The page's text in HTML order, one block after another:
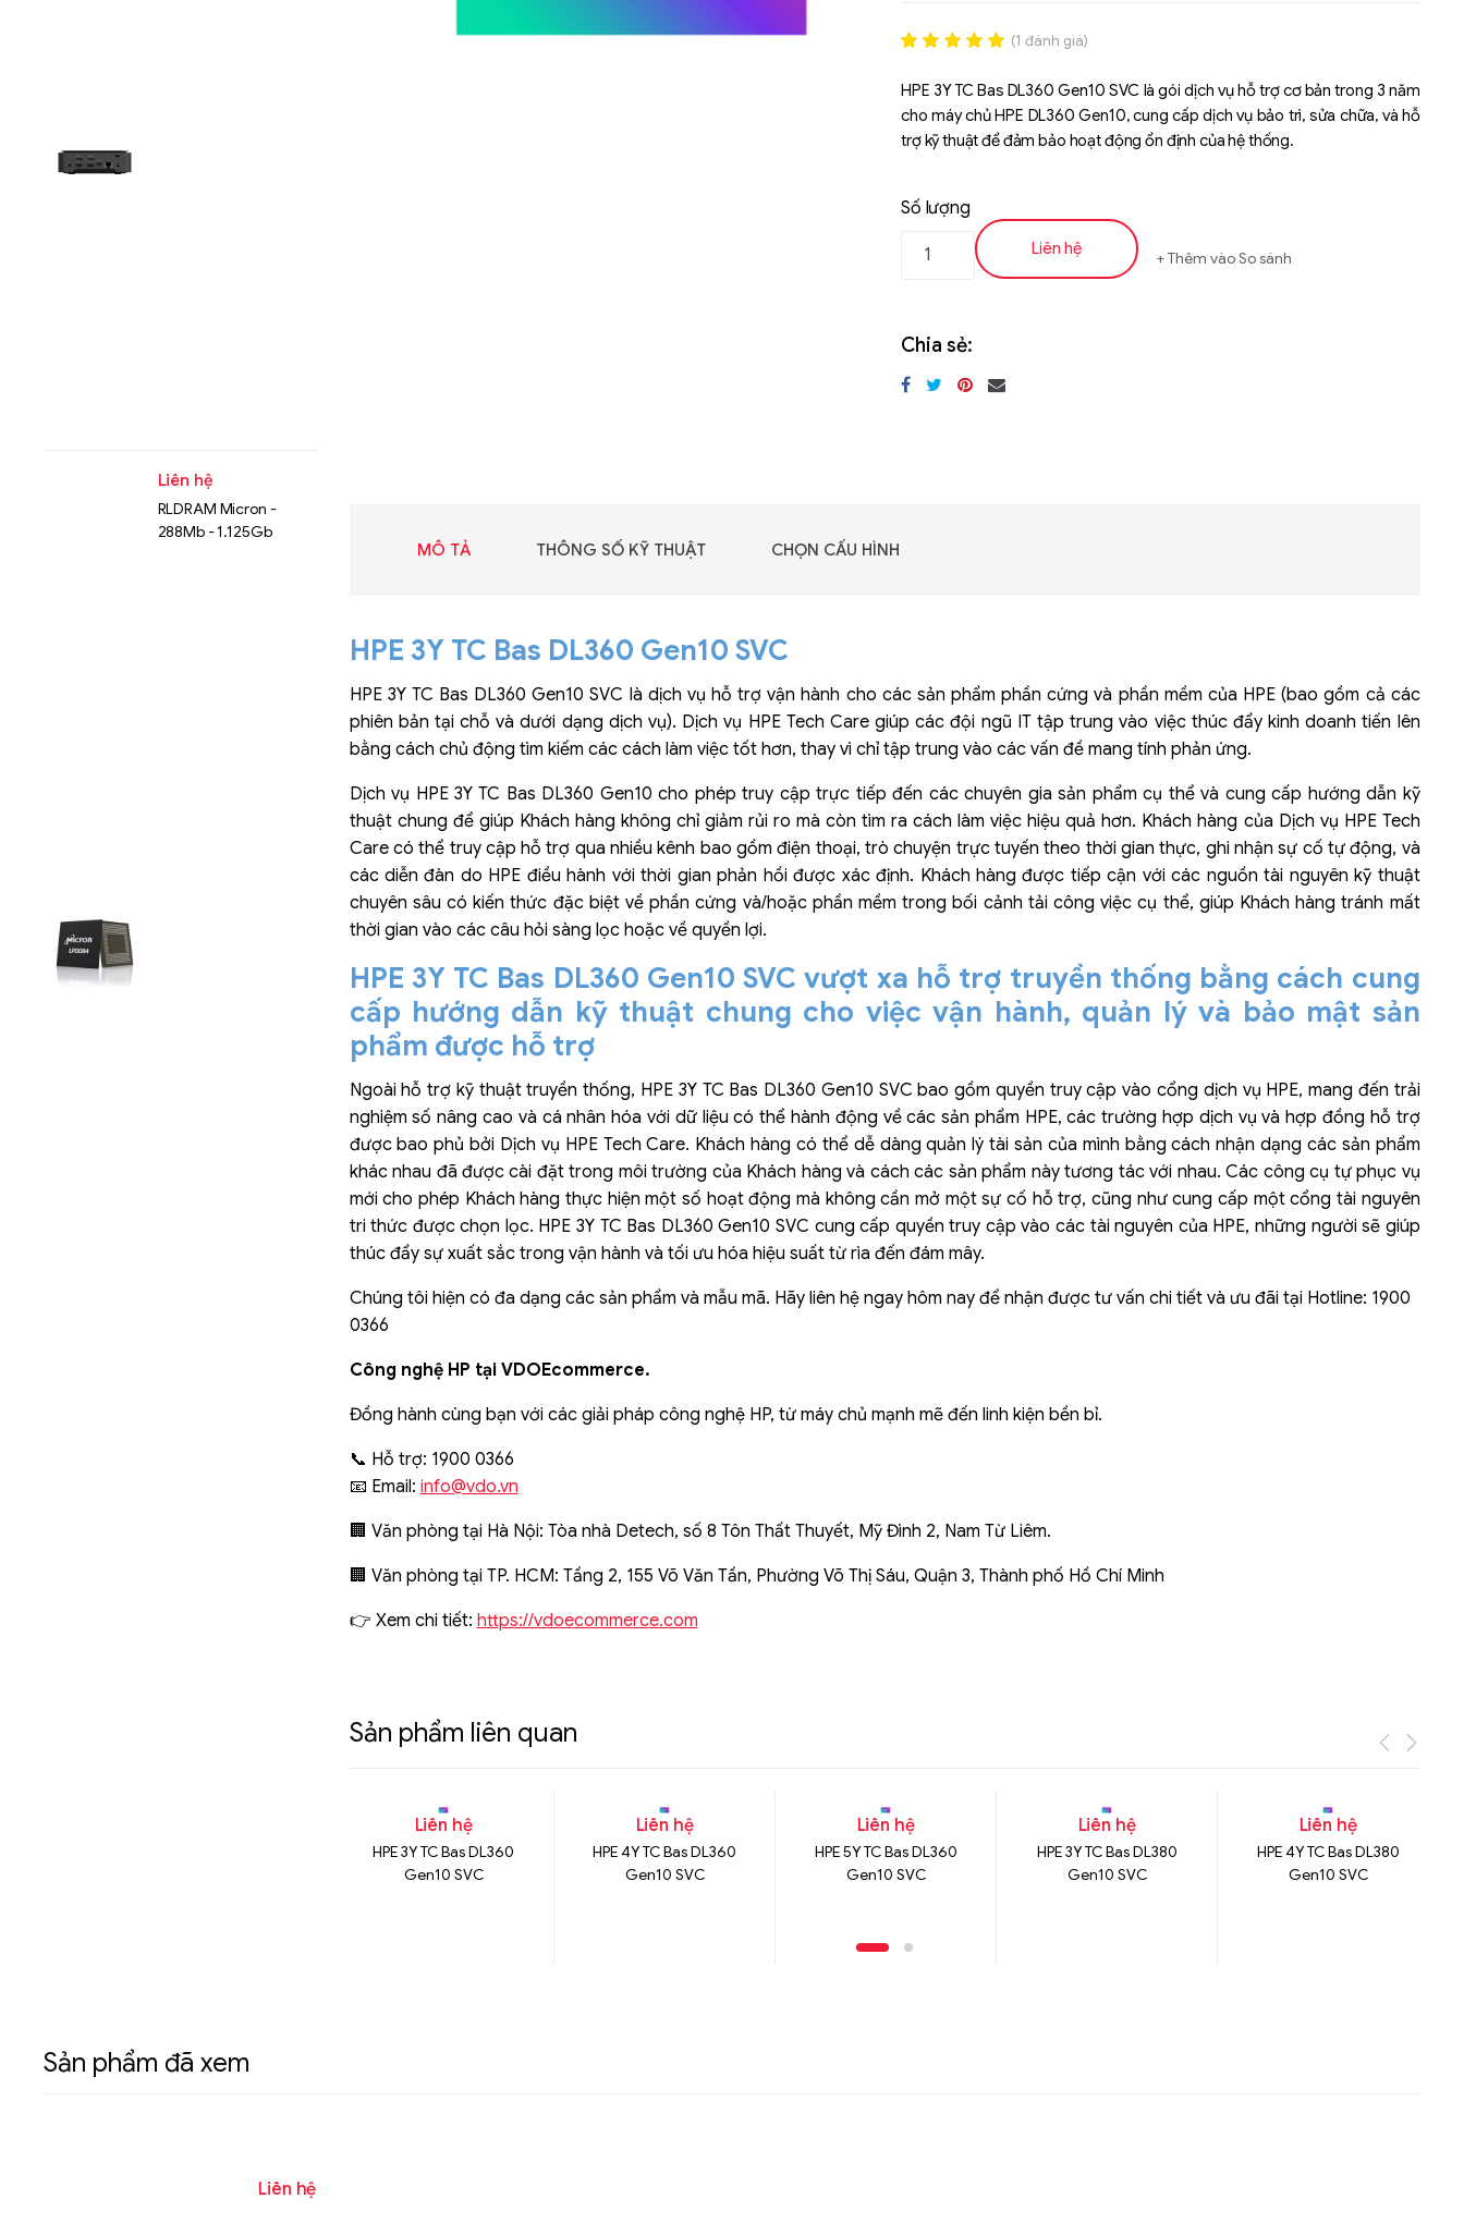
out of 5
based on
đánh giá
(1 đánh giá)
HPE 3Y TC Bas DL360 Gen10 SVC là gói dịch vụ hỗ trợ cơ bản trong 3 năm
cho máy chủ HPE DL360 Gen10, cung cấp dịch vụ bảo trì, sửa chữa, và hỗ
trợ kỹ thuật để đảm bảo hoạt động ổn định của hệ thống.
Số lượng
Liên hệ Thêm vào So sánh
Chia sẻ:
MÔ TẢ THÔNG SỐ KỸ THUẬT CHỌN CẤU HÌNH
HPE 3Y TC Bas DL360 Gen10 SVC
HPE 3Y TC Bas DL360 Gen10 SVC là dịch vụ hỗ trợ vận hành cho các sản phẩm phần cứng và phần mềm của HPE (bao gồm cả các
phiên bản tại chỗ và dưới dạng dịch vụ). Dịch vụ HPE Tech Care giúp các đội ngũ IT tập trung vào việc thúc đẩy kinh doanh tiến lên
bằng cách chủ động tìm kiếm các cách làm việc tốt hơn, thay vì chỉ tập trung vào các vấn đề mang tính phản ứng.
Dịch vụ HPE 3Y TC Bas DL360 Gen10 cho phép truy cập trực tiếp đến các chuyên gia sản phẩm cụ thể và cung cấp hướng dẫn kỹ
thuật chung để giúp Khách hàng không chỉ giảm rủi ro mà còn tìm ra cách làm việc hiệu quả hơn. Khách hàng của Dịch vụ HPE Tech
Care có thể truy cập hỗ trợ qua nhiều kênh bao gồm điện thoại, trò chuyện trực tuyến theo thời gian thực, ghi nhận sự cố tự động, và
các diễn đàn do HPE điều hành với thời gian phản hồi được xác định. Khách hàng được tiếp cận với các nguồn tài nguyên kỹ thuật
chuyên sâu có kiến thức đặc biệt về phần cứng và/hoặc phần mềm trong bối cảnh tải công việc cụ thể, giúp Khách hàng tránh mất
thời gian vào các câu hỏi sàng lọc hoặc về quyền lợi.
HPE 3Y TC Bas DL360 Gen10 SVC vượt xa hỗ trợ truyền thống bằng cách cung
cấp hướng dẫn kỹ thuật chung cho việc vận hành, quản lý và bảo mật sản
phẩm được hỗ trợ
Ngoài hỗ trợ kỹ thuật truyền thống, HPE 3Y TC Bas DL360 Gen10 SVC bao gồm quyền truy cập vào cổng dịch vụ HPE, mang đến trải
nghiệm số nâng cao và cá nhân hóa với dữ liệu có thể hành động về các sản phẩm HPE, các trường hợp dịch vụ và hợp đồng hỗ trợ
được bao phủ bởi Dịch vụ HPE Tech Care. Khách hàng có thể dễ dàng quản lý tài sản của mình bằng cách nhận dạng các sản phẩm
khác nhau đã được cài đặt trong môi trường của Khách hàng và cách các sản phẩm này tương tác với nhau. Các công cụ tự phục vụ
mới cho phép Khách hàng thực hiện một số hoạt động mà không cần mở một sự cố hỗ trợ, cũng như cung cấp một cổng tài nguyên
tri thức được chọn lọc. HPE 3Y TC Bas DL360 Gen10 SVC cung cấp quyền truy cập vào các tài nguyên của HPE, những người sẽ giúp
thúc đẩy sự xuất sắc trong vận hành và tối ưu hóa hiệu suất từ rìa đến đám mây.
Chúng tôi hiện có đa dạng các sản phẩm và mẫu mã. Hãy liên hệ ngay hôm nay để nhận được tư vấn chi tiết và ưu đãi tại Hotline: 1900
0366
Công nghệ HP tại VDOEcommerce.
Đồng hành cùng bạn với các giải pháp công nghệ HP, từ máy chủ mạnh mẽ đến linh kiện bền bỉ.
📞 Hỗ trợ: 1900 0366
📧 Email: info@vdo.vn
🏢 Văn phòng tại Hà Nội: Tòa nhà Detech, số 8 Tôn Thất Thuyết, Mỹ Đình 2, Nam Từ Liêm.
🏢 Văn phòng tại TP. HCM: Tầng 2, 155 Võ Văn Tần, Phường Võ Thị Sáu, Quận 3, Thành phố Hồ Chí Minh
👉 Xem chi tiết: https://vdoecommerce.com
Sản phẩm liên quan
Liên hệ
HPE 3Y TC Bas DL360
Gen10 SVC
Liên hệ
HPE 4Y TC Bas DL360
Gen10 SVC
Liên hệ
HPE 5Y TC Bas DL360
Gen10 SVC
Liên hệ
HPE 3Y TC Bas DL380
Gen10 SVC
Liên hệ
HPE 4Y TC Bas DL380
Gen10 SVC
Liên hệ
RLDRAM Micron -
288Mb - 1.125Gb
Liên hệ
SK hynix - DRAM -
Liên hệ
6BXJPDXXWMR-00-
2X01
Sản phẩm đã xem
Liên hệ